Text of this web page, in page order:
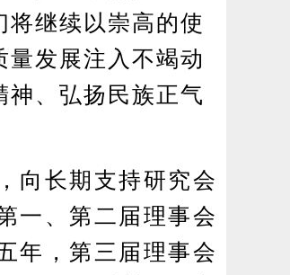
继续以崇高的使
发展注入不竭动
神、弘扬民族正气
长期支持研究会
一、第二届理事会
年，第三届理事会